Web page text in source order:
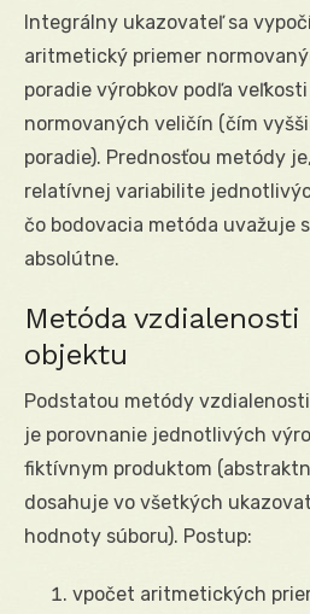
Integrálny ukazovateľ sa
aritmetický priemer
poradie výrobkov podľa
normovaných veličín (čím
poradie). Prednosťou metódy
relatívnej variabilite
čo bodovacia metóda uvažuje
absolútne.
Metóda
objektu
Podstatou metódy
je porovnanie jednotlivých
fiktívnym produktom
dosahuje vo všetkých
hodnoty súboru). Postup:
vpočet aritmetických